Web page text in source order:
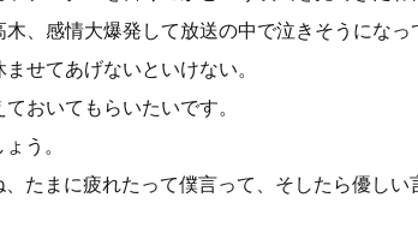
、感情大爆発して放送の中で泣きそうになっ
せてあげないといけない。
おいてもらいたいです。
う。
たまに疲れたって僕言って、そしたら優し